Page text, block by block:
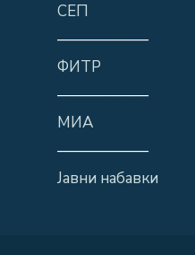
СЕП
——————
ФИТР
——————
МИА
——————
Јавни набавки